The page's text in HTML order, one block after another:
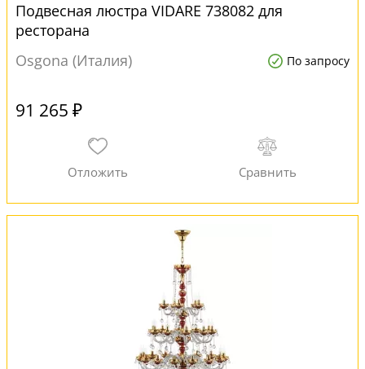
Подвесная люстра VIDARE 738082 для
ресторана
Osgona (Италия)
По запросу
91 265 ₽